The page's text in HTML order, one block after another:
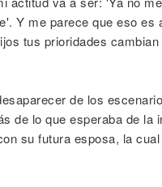
Y me parece que eso es
tus prioridades
de los
de lo que esperaba de la
su futura esposa, la